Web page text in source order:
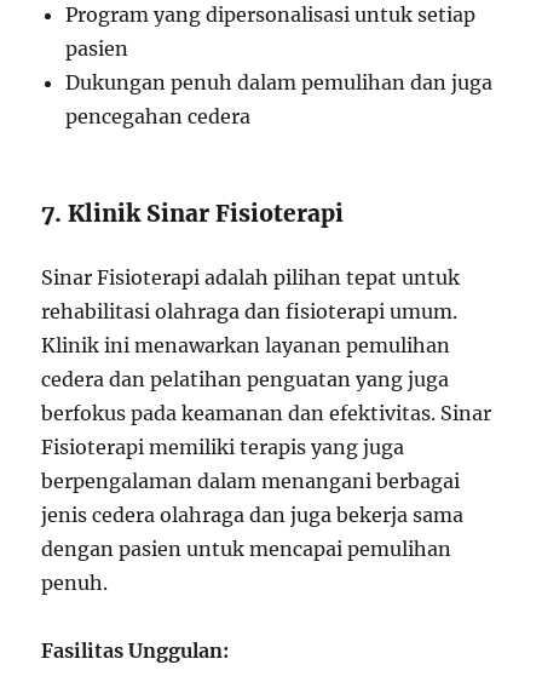
Program yang dipersonalisasi untuk setiap
pasien
Dukungan penuh dalam pemulihan dan juga
pencegahan cedera
7. Klinik Sinar Fisioterapi
Sinar Fisioterapi adalah pilihan tepat untuk
rehabilitasi olahraga dan fisioterapi umum.
Klinik ini menawarkan layanan pemulihan
cedera dan pelatihan penguatan yang juga
berfokus pada keamanan dan efektivitas. Sinar
Fisioterapi memiliki terapis yang juga
berpengalaman dalam menangani berbagai
jenis cedera olahraga dan juga bekerja sama
dengan pasien untuk mencapai pemulihan
penuh.
Fasilitas Unggulan: